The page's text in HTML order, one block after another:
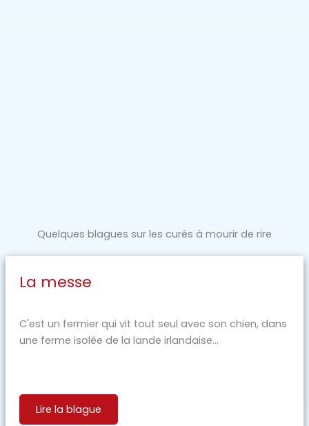
Quelques blagues sur les curés à mourir de rire
La messe
C'est un fermier qui vit tout seul avec son chien, dans
une ferme isolée de la lande irlandaise...
Lire la blague